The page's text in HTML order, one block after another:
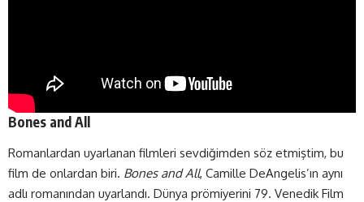
Bones and All
Romanlardan uyarlanan filmleri sevdiğimden söz etmiştim, bu
film de onlardan biri. Bones and All, Camille DeAngelis’ın aynı
adlı romanından uyarlandı. Dünya prömiyerini 79. Venedik Film